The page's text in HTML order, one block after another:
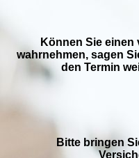
Können Sie
wahrnehmen, sagen
den Termin
Bitte bringen